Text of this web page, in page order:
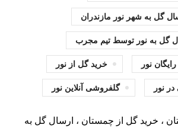
گل به شهر نور مازندران
گل به نور توسط تیم مجرب
نور خرید گل از نور
نور گلفروشی آنلاین نور
، خرید گل از چمستان ، ارسال گل به